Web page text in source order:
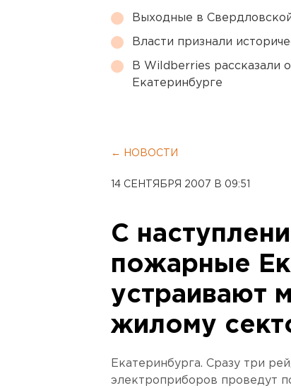
Выходные в
Власти признали
В Wildberries рассказали
Екатеринбурге
← НОВОСТИ
14 СЕНТЯБРЯ 2007 В 09:51
С
пожарные
устраивают
жилому
Екатеринбурга. Сразу три
электроприборов проведут